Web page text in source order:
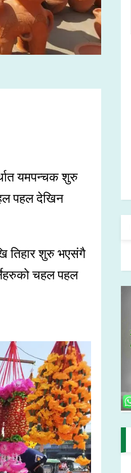
यमपन्चक शुरु
पहल देखिन
तिहार शुरु भएसंगै
चहल पहल